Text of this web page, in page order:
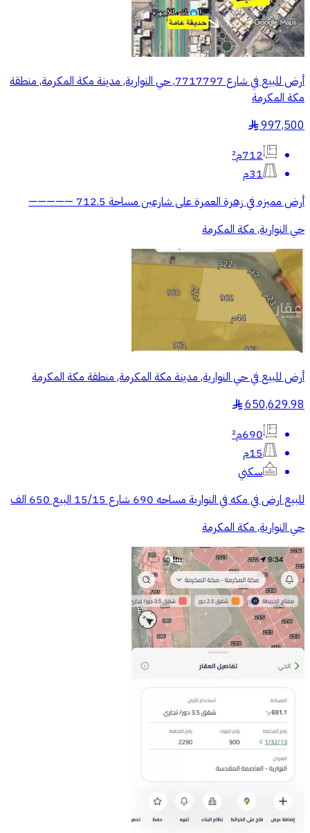
أرض للبيع في شارع 7717797, حي النوارية, مدينة مكة المكرمة, منطقة
مكة المكرمة
997,500
§
712م²
31م
أرض مميزه في زهرة العمرة على شارعين مساحة 712.5 —————
حي النوارية, مكة المكرمة
أرض للبيع في حي النوارية, مدينة مكة المكرمة, منطقة مكة المكرمة
650,629.98
§
690م²
15م
سكني
للبيع ارض في مكه في النوارية مساحه 690 شارع 15/15 البيع 650 الف
حي النوارية, مكة المكرمة